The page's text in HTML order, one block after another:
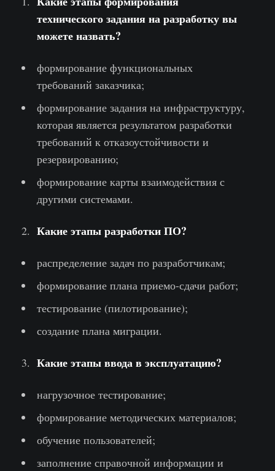
технического задания на разработку вы
можете назвать?
формирование функциональных
требований заказчика;
формирование задания на инфраструктуру,
которая является результатом разработки
требований к отказоустойчивости и
резервированию;
формирование карты взаимодействия с
другими системами.
Какие этапы разработки ПО?
распределение задач по разработчикам;
формирование плана приемо-сдачи работ;
тестирование (пилотирование);
создание плана миграции.
Какие этапы ввода в эксплуатацию?
нагрузочное тестирование;
формирование методических материалов;
обучение пользователей;
заполнение справочной информации и